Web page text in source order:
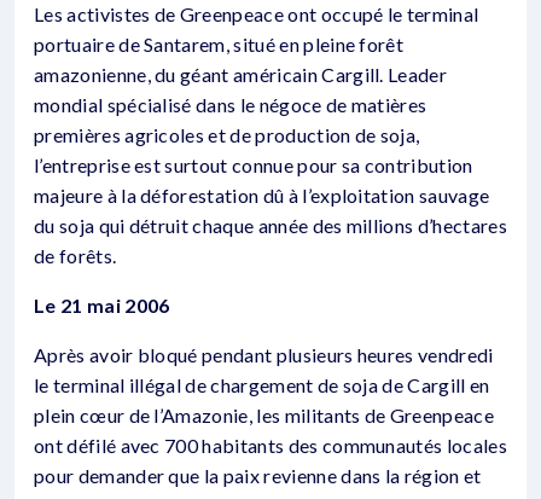
Les activistes de Greenpeace ont occupé le terminal
portuaire de Santarem, situé en pleine forêt
amazonienne, du géant américain Cargill. Leader
mondial spécialisé dans le négoce de matières
premières agricoles et de production de soja,
l’entreprise est surtout connue pour sa contribution
majeure à la déforestation dû à l’exploitation sauvage
du soja qui détruit chaque année des millions d’hectares
de forêts.
Le 21 mai 2006
Après avoir bloqué pendant plusieurs heures vendredi
le terminal illégal de chargement de soja de Cargill en
plein cœur de l’Amazonie, les militants de Greenpeace
ont défilé avec 700 habitants des communautés locales
pour demander que la paix revienne dans la région et